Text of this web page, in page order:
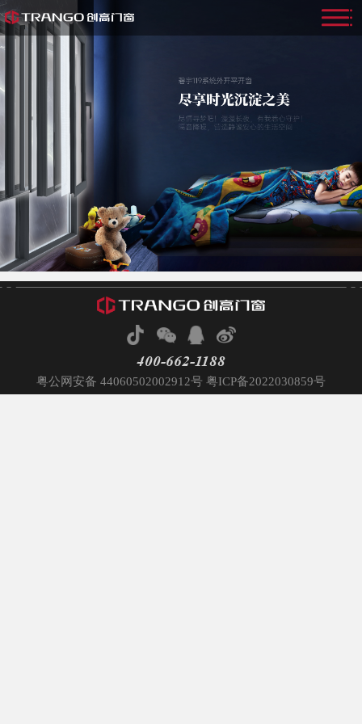
粤公网安备 44060502002912号 粤ICP备2022030859号
400-662-1188